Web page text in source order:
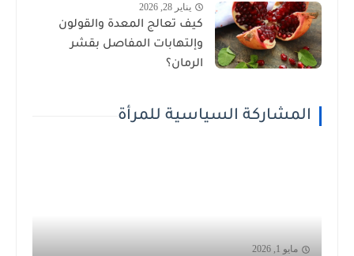
يناير 28, 2026
كيف تعالج المعدة والقولون
وإلتهابات المفاصل بقشر
الرمان؟
المشاركة السياسية للمرأة
مايو 1, 2026